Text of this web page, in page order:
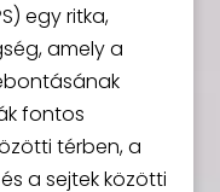
egy ritka,
amely a
fontos
térben, a
a sejtek közötti